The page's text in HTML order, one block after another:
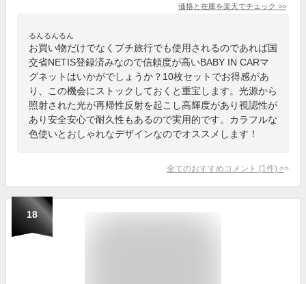
価格と在庫を楽天でチェック >>
るんるんるん
お買い物だけでなくプチ旅行でも使用されるのであれば国
交省NETIS登録済みなので信頼度が高いBABY IN CARマ
グネットはいかがでしょうか？10枚セットでお得感があ
り、この機会にストックしておくと重宝します。光源から
照射された光が再帰性反射を起こし高輝度があり視認性が
あり安全安心で耐久性もあるので実用的です。カラフルな
色使いとおしゃれなデザインなのでオススメします！
全てのおすすめコメント (1 件) >
18